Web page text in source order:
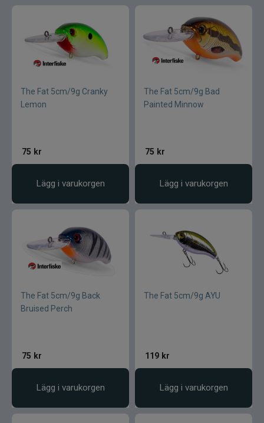
The Fat 5cm/9g Cranky
Lemon
75 kr
Lägg i varukorgen
The Fat 5cm/9g Bad
Painted Minnow
75 kr
Lägg i varukorgen
The Fat 5cm/9g Back
Bruised Perch
75 kr
Lägg i varukorgen
The Fat 5cm/9g AYU
119 kr
Lägg i varukorgen